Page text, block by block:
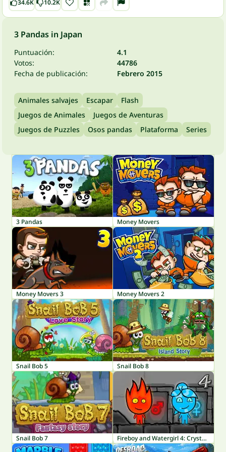
34.6K 10.2K
3 Pandas in Japan
Puntuación:
4.1
Votos:
44786
Fecha de publicación:
Febrero 2015
Animales salvajes Escapar
Flash
Juegos de Animales
Juegos de Aventuras
Juegos de Puzzles
Osos pandas Plataforma Series
3 Pandas Money Movers
Money Movers 3 Money Movers 2
Snail Bob 5 Snail Bob 8
Snail Bob 7 Fireboy and Watergirl 4: Crystal Temple